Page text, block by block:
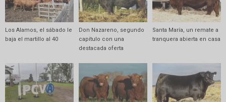
Los Alamos, el sábado le
baja el martillo al 40
Don Nazareno, segundo
capítulo con una
destacada oferta
Santa María, un remate a
tranquera abierta en casa